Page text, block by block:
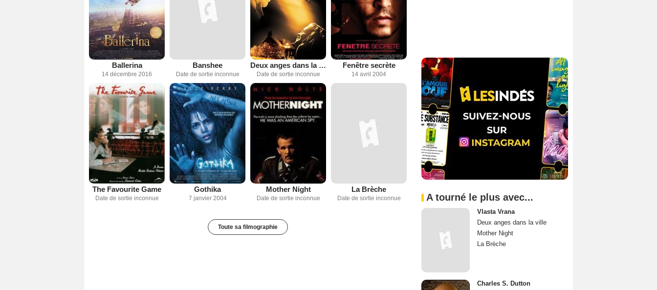
Ballerina
14 décembre 2016
Banshee
Date de sortie inconnue
Deux anges dans la ville
Date de sortie inconnue
Fenêtre secrète
14 avril 2004
The Favourite Game
Date de sortie inconnue
Gothika
7 janvier 2004
Mother Night
Date de sortie inconnue
La Brèche
Date de sortie inconnue
Toute sa filmographie
A tourné le plus avec...
Vlasta Vrana
Deux anges dans la ville
Mother Night
La Brèche
Charles S. Dutton